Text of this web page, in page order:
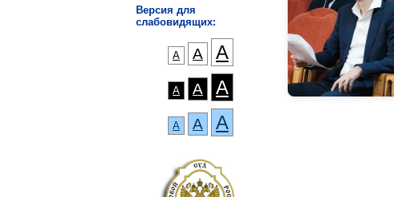
Версия для
слабовидящих:
А А А
А А А
А А А